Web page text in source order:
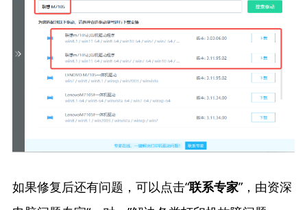
如果修复后还有问题，可以点击“联系专家”，由资深